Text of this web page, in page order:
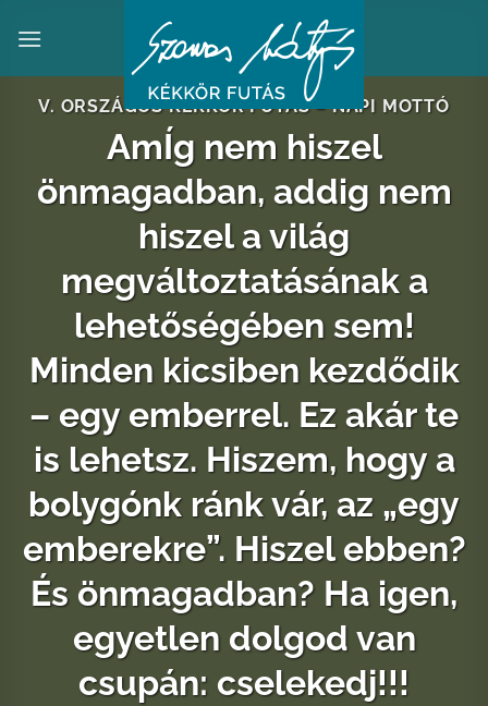
V. ORSZÁGOS KÉKKÖR FUTÁS – NAPI MOTTÓ
AmÍg nem hiszel
önmagadban, addig nem
hiszel a világ
megváltoztatásának a
lehetőségében sem!
Minden kicsiben kezdődik
– egy emberrel. Ez akár te
is lehetsz. Hiszem, hogy a
bolygónk ránk vár, az „egy
emberekre”. Hiszel ebben?
És önmagadban? Ha igen,
egyetlen dolgod van
csupán: cselekedj!!!